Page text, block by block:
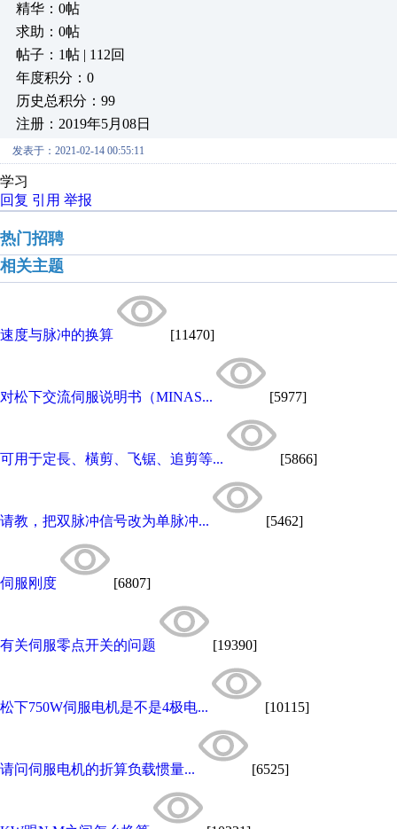
精华：0帖
求助：0帖
帖子：1帖 | 112回
年度积分：0
历史总积分：99
注册：2019年5月08日
发表于：2021-02-14 00:55:11
学习
回复 引用 举报
热门招聘
相关主题
速度与脉冲的换算 [11470]
对松下交流伺服说明书（MINAS... [5977]
可用于定長、橫剪、飞锯、追剪等... [5866]
请教，把双脉冲信号改为单脉冲... [5462]
伺服刚度 [6807]
有关伺服零点开关的问题 [19390]
松下750W伺服电机是不是4极电... [10115]
请问伺服电机的折算负载惯量... [6525]